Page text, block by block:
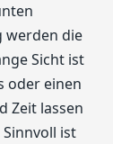
werden die
Sicht ist
oder einen
Zeit lassen
ist